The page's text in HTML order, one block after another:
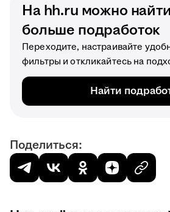
На hh.ru можно
больше подработок
Переходите, настраивайте
фильтры и откликайтесь на
Найти
Поделиться: